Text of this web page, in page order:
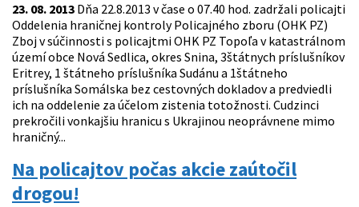
23. 08. 2013 Dňa 22.8.2013 v čase o 07.40 hod. zadržali policajti
Oddelenia hraničnej kontroly Policajného zboru (OHK PZ)
Zboj v súčinnosti s policajtmi OHK PZ Topoľa v katastrálnom
území obce Nová Sedlica, okres Snina, 3štátnych príslušníkov
Eritrey, 1 štátneho príslušníka Sudánu a 1štátneho
príslušníka Somálska bez cestovných dokladov a predviedli
ich na oddelenie za účelom zistenia totožnosti. Cudzinci
prekročili vonkajšiu hranicu s Ukrajinou neoprávnene mimo
hraničný...
Na policajtov počas akcie zaútočil
drogou!